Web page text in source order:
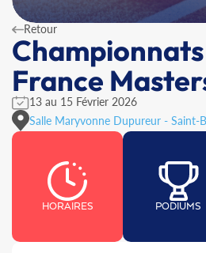
Retour
France
13 au 15 Février 2026
Salle Maryvonne Dupureur - Saint-
HORAIRES PODIUMS